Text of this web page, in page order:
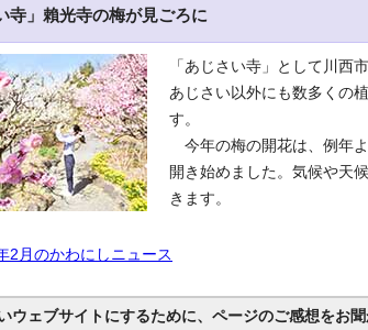
寺」賴光寺の梅が見ごろに
「あじさい寺」として川西
あじさい以外にも数多くの
す。
今年の梅の開花は、例年
開き始めました。気候や天
きます。
2月のかわにしニュース
ウェブサイトにするために、ページのご感想をお聞